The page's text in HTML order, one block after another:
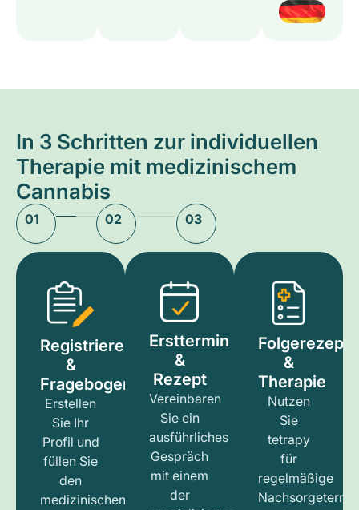
In 3 Schritten zur individuellen
Therapie mit medizinischem
Cannabis
01 02 03
Registrieren
&
Fragebogen
Erstellen
Sie Ihr
Profil und
füllen Sie
den
medizinischen
Ersttermin
&
Rezept
Vereinbaren
Sie ein
ausführliches
Gespräch
mit einem
der
Folgerezept
&
Therapie
Nutzen
Sie
tetrapy
für
regelmäßige